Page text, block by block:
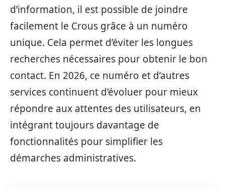
d’information, il est possible de joindre
facilement le Crous grâce à un numéro
unique. Cela permet d’éviter les longues
recherches nécessaires pour obtenir le bon
contact. En 2026, ce numéro et d’autres
services continuent d’évoluer pour mieux
répondre aux attentes des utilisateurs, en
intégrant toujours davantage de
fonctionnalités pour simplifier les
démarches administratives.